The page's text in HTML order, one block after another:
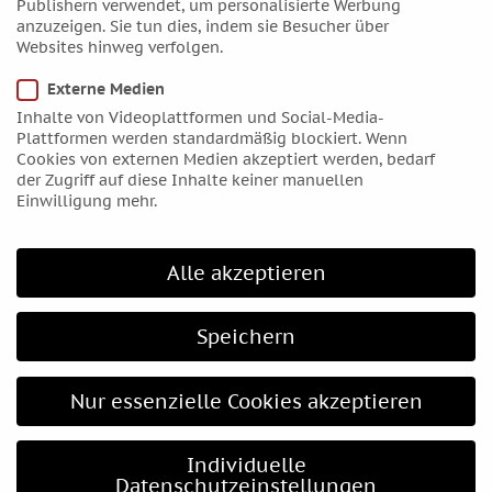
(mehr …)
Alle Jahre wieder
Ich hatte es gestern zuerst in der Huffington Post
gelesen, einer amerikanischen Onlinezeitung, die für
gewöhnlich wohltuend progressiv agiert. Berichtet
Tierkreiszeichen entdeckt habe und man wies darauf
hin, dass nun alle Tierkreiszeichen nicht mehr richtig
seien.
« Ältere Einträge
Kategorien
ALLgemein
Publishern verwendet, um personalisierte Werbung
anzuzeigen. Sie tun dies, indem sie Besucher über
Websites hinweg verfolgen.
Externe Medien
Inhalte von Videoplattformen und Social-Media-
Plattformen werden standardmäßig blockiert. Wenn
Cookies von externen Medien akzeptiert werden, bedarf
der Zugriff auf diese Inhalte keiner manuellen
Einwilligung mehr.
Alle akzeptieren
Speichern
Nur essenzielle Cookies akzeptieren
Individuelle
Datenschutzeinstellungen